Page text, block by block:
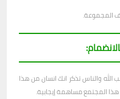
المجموعة.
الله والناس تذكر انك انسان من هذا
هذا المجتمع مساهمة إيجابية.